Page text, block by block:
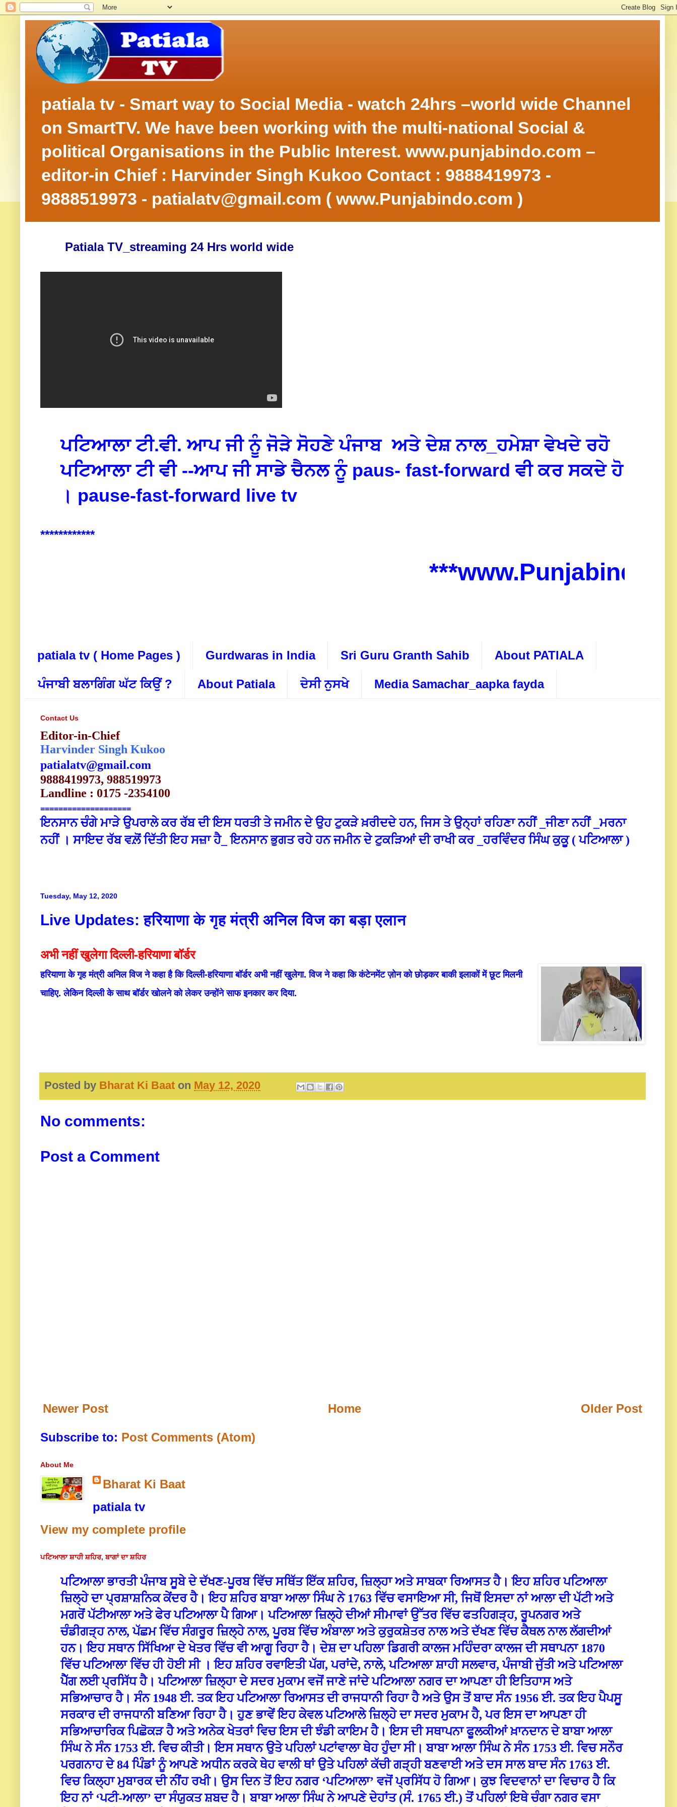
patiala tv - Smart way to Social Media - watch 24hrs –world wide Channel
on SmartTV. We have been working with the multi-national Social &
political Organisations in the Public Interest. www.punjabindo.com –
editor-in Chief : Harvinder Singh Kukoo Contact : 9888419973 -
9888519973 - patialatv@gmail.com ( www.Punjabindo.com )
Patiala TV_streaming 24 Hrs world wide
ਪਟਿਆਲਾ ਟੀ.ਵੀ. ਆਪ ਜੀ ਨੂੰ ਜੋੜੇ ਸੋਹਣੇ ਪੰਜਾਬ ਅਤੇ ਦੇਸ਼ ਨਾਲ_ਹਮੇਸ਼ਾ ਵੇਖਦੇ ਰਹੋ
ਪਟਿਆਲਾ ਟੀ ਵੀ --ਆਪ ਜੀ ਸਾਡੇ ਚੈਨਲ ਨੂੰ paus- fast-forward ਵੀ ਕਰ ਸਕਦੇ ਹੋ
। pause-fast-forward live tv
************
patiala tv ( Home Pages ) Gurdwaras in India Sri Guru Granth Sahib About PATIALA
ਪੰਜਾਬੀ ਬਲਾਗਿੰਗ ਘੱਟ ਕਿਉਂ ? About Patiala ਦੇਸੀ ਨੁਸਖੇ Media Samachar_aapka fayda
Contact Us
Editor-in-Chief
Harvinder Singh Kukoo
patialatv@gmail.com
9888419973, 988519973
Landline : 0175 -2354100
====================
ਇਨਸਾਨ ਚੰਗੇ ਮਾੜੇ ਉਪਰਾਲੇ ਕਰ ਰੱਬ ਦੀ ਇਸ ਧਰਤੀ ਤੇ ਜਮੀਨ ਦੇ ਉਹ ਟੁਕੜੇ ਖ਼ਰੀਦਦੇ ਹਨ, ਜਿਸ ਤੇ ਉਨ੍ਹਾਂ ਰਹਿਣਾ ਨਹੀਂ _ਜੀਣਾ ਨਹੀਂ _ਮਰਨਾ
ਨਹੀਂ । ਸਾਇਦ ਰੱਬ ਵਲ਼ੋਂ ਦਿੱਤੀ ਇਹ ਸਜ਼ਾ ਹੈ_ ਇਨਸਾਨ ਭੁਗਤ ਰਹੇ ਹਨ ਜਮੀਨ ਦੇ ਟੁਕੜਿਆਂ ਦੀ ਰਾਖੀ ਕਰ _ਹਰਵਿੰਦਰ ਸਿੰਘ ਕੁਕੂ ( ਪਟਿਆਲਾ )
Tuesday, May 12, 2020
Live Updates: हरियाणा के गृह मंत्री अनिल विज का बड़ा एलान
अभी नहीं खुलेगा दिल्ली-हरियाणा बॉर्डर
हरियाणा के गृह मंत्री अनिल विज ने कहा है कि दिल्ली-हरियाणा बॉर्डर अभी नहीं खुलेगा. विज ने कहा कि कंटेनमेंट ज़ोन को छोड़कर बाकी इलाकों में छूट मिलनी
चाहिए. लेकिन दिल्ली के साथ बॉर्डर खोलने को लेकर उन्होंने साफ इनकार कर दिया.
Posted by Bharat Ki Baat on May 12, 2020
No comments:
Post a Comment
Newer Post Older Post
Home
Subscribe to: Post Comments (Atom)
About Me
Bharat Ki Baat
patiala tv
View my complete profile
ਪਟਿਆਲਾ ਸ਼ਾਹੀ ਸ਼ਹਿਰ, ਬਾਗਾਂ ਦਾ ਸ਼ਹਿਰ
ਪਟਿਆਲਾ ਭਾਰਤੀ ਪੰਜਾਬ ਸੂਬੇ ਦੇ ਦੱਖਣ-ਪੂਰਬ ਵਿੱਚ ਸਥਿੱਤ ਇੱਕ ਸ਼ਹਿਰ, ਜ਼ਿਲ੍ਹਾ ਅਤੇ ਸਾਬਕਾ ਰਿਆਸਤ ਹੈ। ਇਹ ਸ਼ਹਿਰ ਪਟਿਆਲਾ
ਜ਼ਿਲ੍ਹੇ ਦਾ ਪ੍ਰਸ਼ਾਸ਼ਨਿਕ ਕੇਂਦਰ ਹੈ। ਇਹ ਸ਼ਹਿਰ ਬਾਬਾ ਆਲਾ ਸਿੰਘ ਨੇ 1763 ਵਿੱਚ ਵਸਾਇਆ ਸੀ, ਜਿਥੋਂ ਇਸਦਾ ਨਾਂ ਆਲਾ ਦੀ ਪੱਟੀ ਅਤੇ
ਮਗਰੋਂ ਪੱਟੀਆਲਾ ਅਤੇ ਫੇਰ ਪਟਿਆਲਾ ਪੈ ਗਿਆ। ਪਟਿਆਲਾ ਜ਼ਿਲ੍ਹੇ ਦੀਆਂ ਸੀਮਾਵਾਂ ਉੱਤਰ ਵਿੱਚ ਫਤਹਿਗੜ੍ਹ, ਰੂਪਨਗਰ ਅਤੇ
ਚੰਡੀਗੜ੍ਹ ਨਾਲ, ਪੱਛਮ ਵਿੱਚ ਸੰਗਰੂਰ ਜ਼ਿਲ੍ਹੇ ਨਾਲ, ਪੂਰਬ ਵਿੱਚ ਅੰਬਾਲਾ ਅਤੇ ਕੁਰੁਕਸ਼ੇਤਰ ਨਾਲ ਅਤੇ ਦੱਖਣ ਵਿੱਚ ਕੈਥਲ ਨਾਲ ਲੱਗਦੀਆਂ
ਹਨ। ਇਹ ਸ‍ਥਾਨ ਸਿੱਖਿਆ ਦੇ ਖੇਤਰ ਵਿੱਚ ਵੀ ਆਗੂ ਰਿਹਾ ਹੈ। ਦੇਸ਼ ਦਾ ਪਹਿਲਾ ਡਿਗਰੀ ਕਾਲਜ ਮਹਿੰਦਰਾ ਕਾਲਜ ਦੀ ਸ‍ਥਾਪਨਾ 1870
ਵਿੱਚ ਪਟਿਆਲਾ ਵਿੱਚ ਹੀ ਹੋਈ ਸੀ । ਇਹ ਸ਼ਹਿਰ ਰਵਾਇਤੀ ਪੱਗ, ਪਰਾਂਦੇ, ਨਾਲੇ, ਪਟਿਆਲਾ ਸ਼ਾਹੀ ਸਲਵਾਰ, ਪੰਜਾਬੀ ਜੁੱਤੀ ਅਤੇ ਪਟਿਆਲਾ
ਪੈੱਗ ਲਈ ਪ੍ਰਸਿੱਧ ਹੈ। ਪਟਿਆਲਾ ਜ਼ਿਲ੍ਹਾ ਦੇ ਸਦਰ ਮੁਕਾਮ ਵਜੋਂ ਜਾਣੇ ਜਾਂਦੇ ਪਟਿਆਲਾ ਨਗਰ ਦਾ ਆਪਣਾ ਹੀ ਇਤਿਹਾਸ ਅਤੇ
ਸਭਿਆਚਾਰ ਹੈ। ਸੰਨ 1948 ਈ. ਤਕ ਇਹ ਪਟਿਆਲਾ ਰਿਆਸਤ ਦੀ ਰਾਜਧਾਨੀ ਰਿਹਾ ਹੈ ਅਤੇ ਉਸ ਤੋਂ ਬਾਦ ਸੰਨ 1956 ਈ. ਤਕ ਇਹ ਪੈਪਸੂ
ਸਰਕਾਰ ਦੀ ਰਾਜਧਾਨੀ ਬਣਿਆ ਰਿਹਾ ਹੈ। ਹੁਣ ਭਾਵੇਂ ਇਹ ਕੇਵਲ ਪਟਿਆਲੇ ਜ਼ਿਲ੍ਹੇ ਦਾ ਸਦਰ ਮੁਕਾਮ ਹੈ, ਪਰ ਇਸ ਦਾ ਆਪਣਾ ਹੀ
ਸਭਿਆਚਾਰਿਕ ਪਿਛੋਕੜ ਹੈ ਅਤੇ ਅਨੇਕ ਖੇਤਰਾਂ ਵਿਚ ਇਸ ਦੀ ਝੰਡੀ ਕਾਇਮ ਹੈ। ਇਸ ਦੀ ਸਥਾਪਨਾ ਫੂਲਕੀਆਂ ਖ਼ਾਨਦਾਨ ਦੇ ਬਾਬਾ ਆਲਾ
ਸਿੰਘ ਨੇ ਸੰਨ 1753 ਈ. ਵਿਚ ਕੀਤੀ। ਇਸ ਸਥਾਨ ਉਤੇ ਪਹਿਲਾਂ ਪਟਾਂਵਾਲਾ ਥੇਹ ਹੁੰਦਾ ਸੀ। ਬਾਬਾ ਆਲਾ ਸਿੰਘ ਨੇ ਸੰਨ 1753 ਈ. ਵਿਚ ਸਨੌਰ
ਪਰਗਨਾਹ ਦੇ 84 ਪਿੰਡਾਂ ਨੂੰ ਆਪਣੇ ਅਧੀਨ ਕਰਕੇ ਥੇਹ ਵਾਲੀ ਥਾਂ ਉਤੇ ਪਹਿਲਾਂ ਕੱਚੀ ਗੜ੍ਹੀ ਬਣਵਾਈ ਅਤੇ ਦਸ ਸਾਲ ਬਾਦ ਸੰਨ 1763 ਈ.
ਵਿਚ ਕਿਲ੍ਹਾ ਮੁਬਾਰਕ ਦੀ ਨੀਂਹ ਰਖੀ। ਉਸ ਦਿਨ ਤੋਂ ਇਹ ਨਗਰ ‘ਪਟਿਆਲਾ’ ਵਜੋਂ ਪ੍ਰਸਿੱਧ ਹੋ ਗਿਆ। ਕੁਝ ਵਿਦਵਾਨਾਂ ਦਾ ਵਿਚਾਰ ਹੈ ਕਿ
ਇਹ ਨਾਂ ‘ਪਟੀ-ਆਲਾ’ ਦਾ ਸੰਯੁਕਤ ਸ਼ਬਦ ਹੈ। ਬਾਬਾ ਆਲਾ ਸਿੰਘ ਨੇ ਆਪਣੇ ਦੇਹਾਂਤ (ਸੰ. 1765 ਈ.) ਤੋਂ ਪਹਿਲਾਂ ਇਥੇ ਚੰਗਾ ਨਗਰ ਵਸਾ